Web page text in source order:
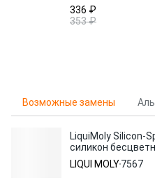
336 ₽
353 ₽
Возможные замены
LiquiMoly Silicon-
силикон
LIQUI MOLY7567